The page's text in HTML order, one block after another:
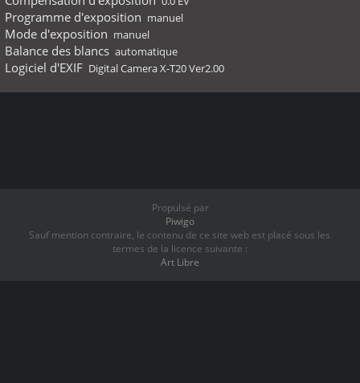
Programme d'exposition manuel
Mode d'exposition manuel
Balance des blancs automatique
Logiciel d'EXIF Digital Camera X-T20 Ver2.00
Propulsé par
Piwigo
Sauf mention contraire, le contenu de ce site web est placé sous les
termes de la licence suivante :
Art Libre